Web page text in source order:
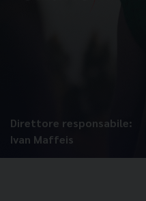
Direttore responsabile:
Ivan Maffeis